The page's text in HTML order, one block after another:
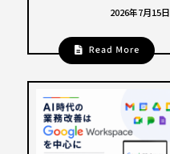
2026年7月15日